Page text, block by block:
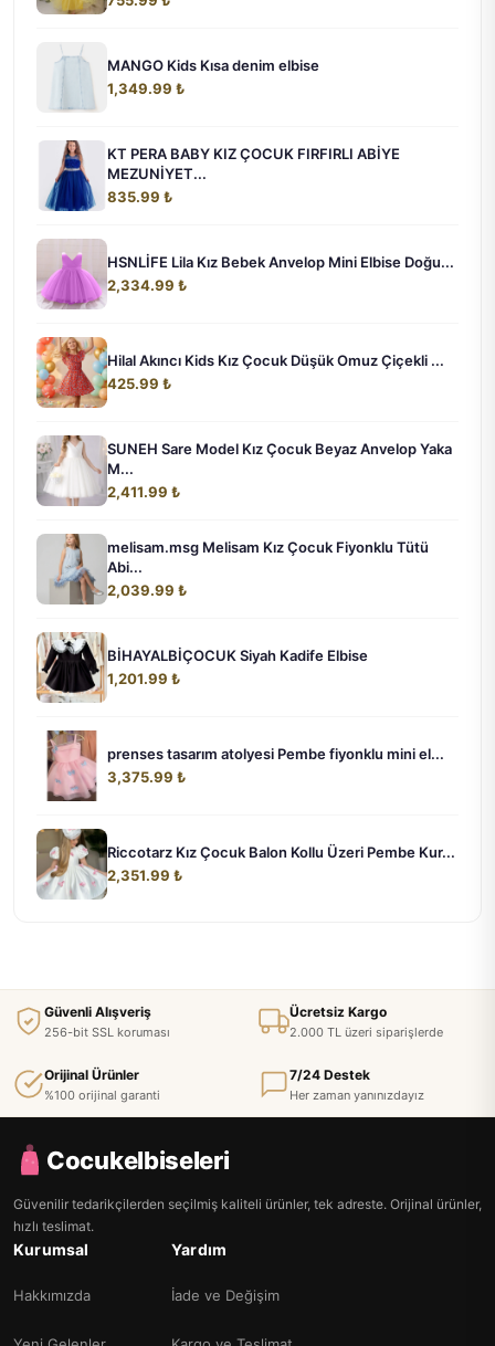
MANGO Kids Kısa denim elbise
1,349.99 ₺
KT PERA BABY KIZ ÇOCUK FIRFIRLI ABİYE
MEZUNİYET...
835.99 ₺
HSNLİFE Lila Kız Bebek Anvelop Mini Elbise Doğu...
2,334.99 ₺
Hilal Akıncı Kids Kız Çocuk Düşük Omuz Çiçekli ...
425.99 ₺
SUNEH Sare Model Kız Çocuk Beyaz Anvelop Yaka
M...
2,411.99 ₺
melisam.msg Melisam Kız Çocuk Fiyonklu Tütü
Abi...
2,039.99 ₺
BİHAYALBİÇOCUK Siyah Kadife Elbise
1,201.99 ₺
prenses tasarım atolyesi Pembe fiyonklu mini el...
3,375.99 ₺
Riccotarz Kız Çocuk Balon Kollu Üzeri Pembe Kur...
2,351.99 ₺
Güvenli Alışveriş
256-bit SSL koruması
Ücretsiz Kargo
2.000 TL üzeri siparişlerde
Orijinal Ürünler
%100 orijinal garanti
7/24 Destek
Her zaman yanınızdayız
Cocukelbiseleri
Güvenilir tedarikçilerden seçilmiş kaliteli ürünler, tek adreste. Orijinal ürünler,
hızlı teslimat.
Kurumsal
Hakkımızda
Yardım
İade ve Değişim